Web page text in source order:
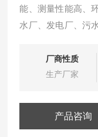
能、测量性能高、
水厂、发电厂、污
厂商性质
生产厂家
产品咨询